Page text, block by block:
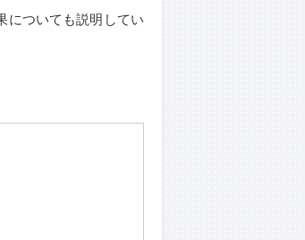
についても説明してい